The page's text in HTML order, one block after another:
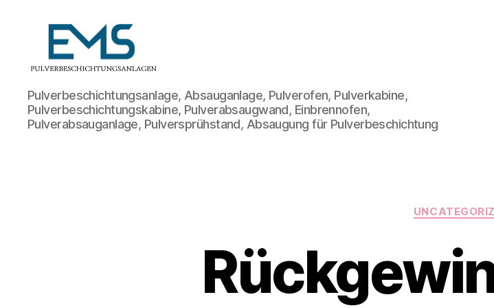
Pulverbeschichtungsanlage
Pulverbeschichtungsanlage, Absauganlage, Pulverofen, Pulverkabine,
Pulverbeschichtungskabine, Pulverabsaugwand, Einbrennofen,
Pulverabsauganlage, Pulversprühstand, Absaugung für Pulverbeschichtung